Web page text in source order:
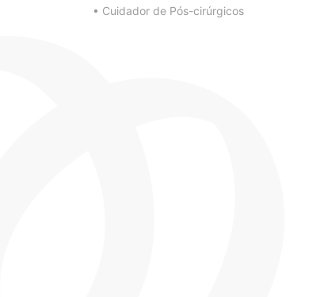
• Cuidador de Pós-cirúrgicos